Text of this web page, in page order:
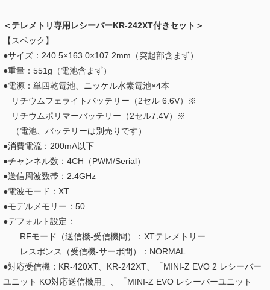
＜テレメトリ専用レシーバーKR-242XT付きセット＞
【スペック】
●サイズ：240.5×163.0×107.2mm（突起部含まず）
●重量：551g（電池含まず）
●電源：単四乾電池、ニッケル水素電池×4本
リチウムフェライトバッテリー（2セル 6.6V）※
リチウムポリマーバッテリー（2セル7.4V）※
（電池、バッテリーは別売りです）
●消費電流：200mA以下
●チャンネル数：4CH（PWM/Serial）
●送信周波数帯：2.4GHz
●電波モード：XT
●モデルメモリー：50
●デフォルト設定：
RFモード（送信機-受信機間）：XTテレメトリー
レスポンス（受信機-サーボ間）：NORMAL
●対応受信機：KR-420XT、KR-242XT、「MINI-Z EVO 2 レシーバー
ユニット KO対応送信機用」、「MINI-Z EVO レシーバーユニット